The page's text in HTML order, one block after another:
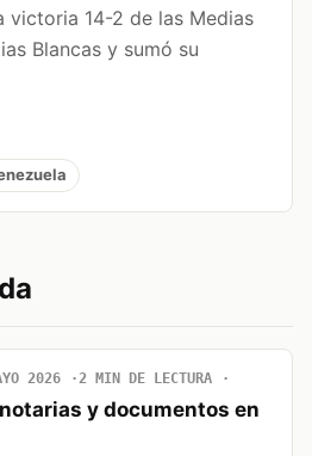
victoria 14-2 de las Medias
Blancas y sumó su
2026 2 MIN DE LECTURA
y documentos en